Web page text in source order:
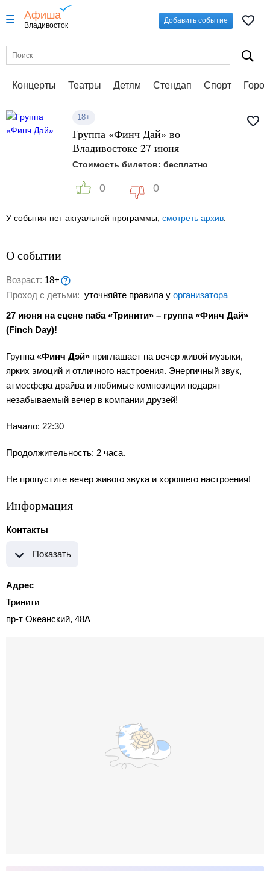
Афиша
Владивосток
Добавить событие
Концерты Театры Детям Стендап Спорт
18+
Группа «Финч Дай» во
Владивостоке 27 июня
Стоимость билетов: бесплатно
0 0
У события нет актуальной программы, смотреть архив
О событии
Возраст: 18+
Проход с детьми: уточняйте правила у организатора
27 июня на сцене паба «Тринити» – группа «Финч Дай»
(Finch Day)!
Группа «Финч Дэй» приглашает на вечер живой музыки,
ярких эмоций и отличного настроения. Энергичный звук,
атмосфера драйва и любимые композиции подарят
незабываемый вечер в компании друзей!
Начало: 22:30
Продолжительность: 2 часа.
Не пропустите вечер живого звука и хорошего настроения!
Информация
Контакты
Показать
Адрес
Тринити
пр-т Океанский, 48А